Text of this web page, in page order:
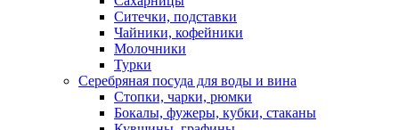
Ситечки, подставки
Чайники, кофейники
Молочники
Турки
Серебряная посуда для воды и вина
Стопки, чарки, рюмки
Бокалы, фужеры, кубки, стаканы